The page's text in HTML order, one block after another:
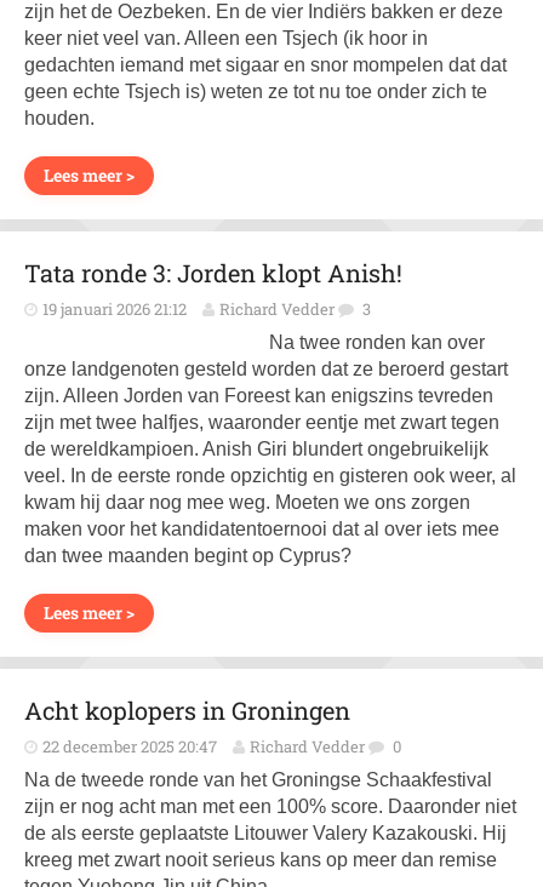
zijn het de Oezbeken. En de vier Indiërs bakken er deze
keer niet veel van. Alleen een Tsjech (ik hoor in
gedachten iemand met sigaar en snor mompelen dat dat
geen echte Tsjech is) weten ze tot nu toe onder zich te
houden.
Lees meer >
Tata ronde 3: Jorden klopt Anish!
19 januari 2026 21:12 Richard Vedder 3
Na twee ronden kan over
onze landgenoten gesteld worden dat ze beroerd gestart
zijn. Alleen Jorden van Foreest kan enigszins tevreden
zijn met twee halfjes, waaronder eentje met zwart tegen
de wereldkampioen. Anish Giri blundert ongebruikelijk
veel. In de eerste ronde opzichtig en gisteren ook weer, al
kwam hij daar nog mee weg. Moeten we ons zorgen
maken voor het kandidatentoernooi dat al over iets mee
dan twee maanden begint op Cyprus?
Lees meer >
Acht koplopers in Groningen
22 december 2025 20:47 Richard Vedder 0
Na de tweede ronde van het Groningse Schaakfestival
zijn er nog acht man met een 100% score. Daaronder niet
de als eerste geplaatste Litouwer Valery Kazakouski. Hij
kreeg met zwart nooit serieus kans op meer dan remise